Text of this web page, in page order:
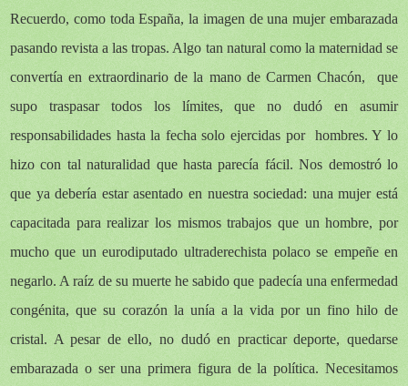
Recuerdo, como toda España, la imagen de una mujer embarazada
pasando revista a las tropas. Algo tan natural como la maternidad se
convertía en extraordinario de la mano de Carmen Chacón, que
supo traspasar todos los límites, que no dudó en asumir
responsabilidades hasta la fecha solo ejercidas por hombres. Y lo
hizo con tal naturalidad que hasta parecía fácil. Nos demostró lo
que ya debería estar asentado en nuestra sociedad: una mujer está
capacitada para realizar los mismos trabajos que un hombre, por
mucho que un eurodiputado ultraderechista polaco se empeñe en
negarlo. A raíz de su muerte he sabido que padecía una enfermedad
congénita, que su corazón la unía a la vida por un fino hilo de
cristal. A pesar de ello, no dudó en practicar deporte, quedarse
embarazada o ser una primera figura de la política. Necesitamos